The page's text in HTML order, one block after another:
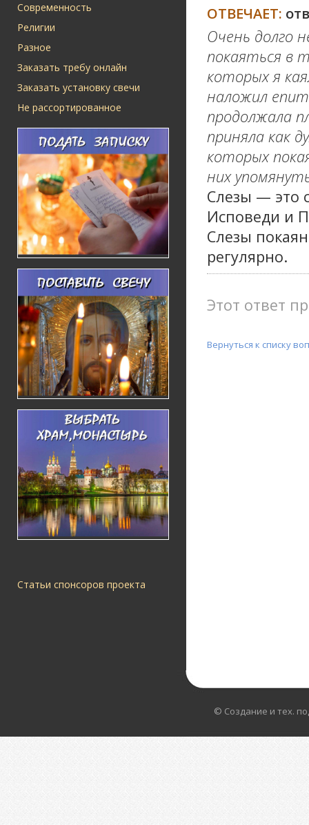
Современность
Религии
Разное
Заказать требу онлайн
Заказать установку свечи
Не рассортированное
Статьи спонсоров проекта
ОТВЕЧАЕТ:
Очень долго
покаяться в
которых я
наложил
продолжала
приняла как
которых
них
Слезы — это
Исповеди и
Слезы
регулярно.
Этот ответ
Вернуться к списку
© Создание и тех.